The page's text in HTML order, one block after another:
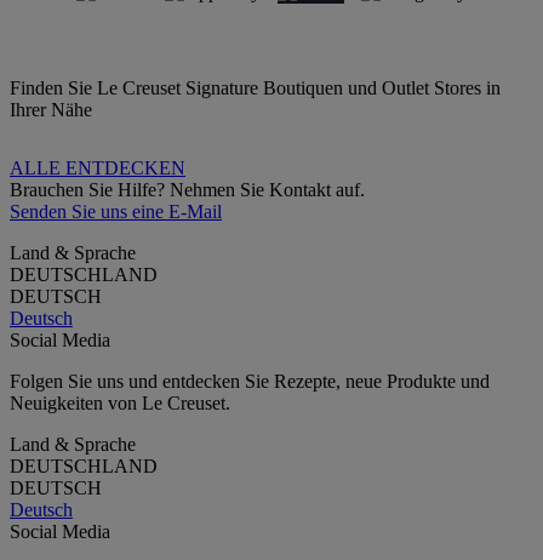
Finden Sie Le Creuset Signature Boutiquen und Outlet Stores in
Ihrer Nähe
ALLE ENTDECKEN
Brauchen Sie Hilfe? Nehmen Sie Kontakt auf.
Senden Sie uns eine E-Mail
Land & Sprache
DEUTSCHLAND
DEUTSCH
Deutsch
Social Media
Folgen Sie uns und entdecken Sie Rezepte, neue Produkte und
Neuigkeiten von Le Creuset.
Land & Sprache
DEUTSCHLAND
DEUTSCH
Deutsch
Social Media